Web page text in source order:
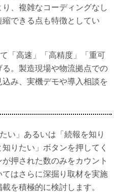
、複雑なコーディングなし
できる点も特徴としてい
「高速」「高精度」「重可
。製造現場や物流拠点での
み、実機デモや導入相談を
い」あるいは「続報を知り
りたい」ボタンを押してく
押された数のみをカウント
はさらに深掘り取材を実施
を積極的に検討します。